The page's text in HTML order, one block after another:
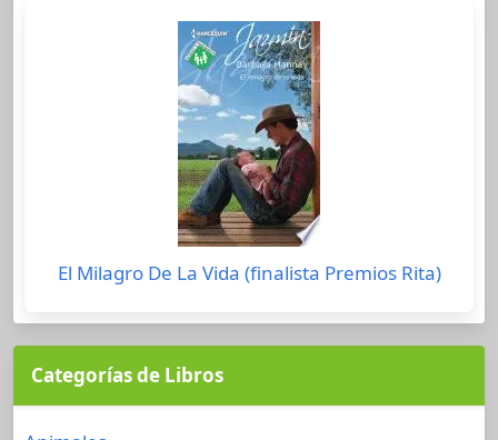
El Milagro De La Vida (finalista Premios Rita)
Categorías de Libros